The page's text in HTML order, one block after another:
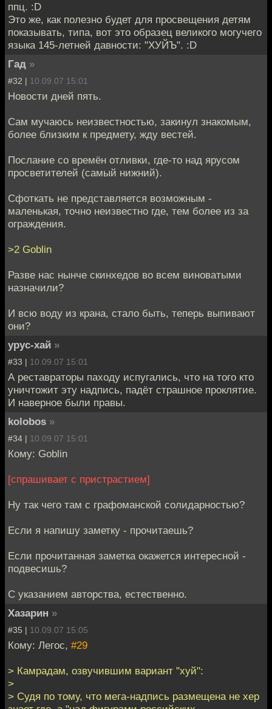
ппц. :D
Это же, как полезно будет для просвещения детям
показывать, типа, вот это образец великого могучего
языка 145-летней давности: "ХУЙЪ". :D
Гад »
#32 | 10.09.07 15:01
Новости дней пять.
Сам мучаюсь неизвестностью, закинул знакомым,
более близким к предмету, жду вестей.
Послание со времён отливки, где-то над ярусом
просветителей (самый нижний).
Сфоткать не представляется возможным -
маленькая, точно неизвестно где, тем более из за
ограждения.
>2 Goblin
Разве нас нынче скинхедов во всем виноватыми
назначили?
И всю воду из крана, стало быть, теперь выпивают
они?
урус-хай »
#33 | 10.09.07 15:01
А реставраторы паходу испугались, что на того кто
уничтожит эту надпись, падёт страшное проклятие.
И наверное были правы.
kolobos »
#34 | 10.09.07 15:01
Кому: Goblin
[спрашивает с пристрастием]
Ну так чего там с графоманской солидарностью?
Если я напишу заметку - прочитаешь?
Если прочитанная заметка окажется интересной -
подвесишь?
С указанием авторства, естественно.
Хазарин »
#35 | 10.09.07 15:05
Кому: Легос, #29
> Камрадам, озвучившим вариант "хуй":
>
> Судя по тому, что мега-надпись размещена не хер